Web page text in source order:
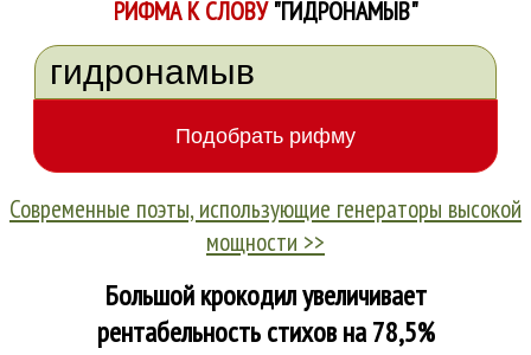
РИФМА К СЛОВУ"ГИДРОНАМЫВ"
Современные поэты, использующие генераторы высокой
мощности >>
Большой крокодил увеличивает
рентабельность стихов на 78,5%